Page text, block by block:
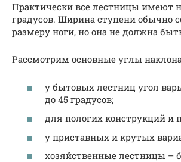
Практически все лестницы имеют
градусов. Ширина ступени обычно
размеру ноги, но она не должна
Рассмотрим основные углы
у бытовых лестниц угол
до 45 градусов;
для пологих конструкций и
у приставных и крутых
хозяйственные лестницы –